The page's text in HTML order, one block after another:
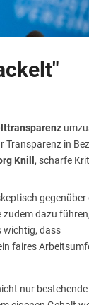
Transparenz in
Knill , scharfe
gegenüber
zudem dazu
wichtig, dass
faires
nur bestehende